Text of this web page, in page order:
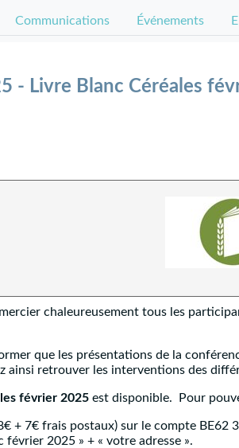
Communications Événements
- Livre Blanc Céréales
chaleureusement tous les
que les présentations de la
ainsi retrouver les interventions des
février 2025 est disponible. Pour
+ 7€ frais postaux) sur le compte
2025 » + « votre adresse ».